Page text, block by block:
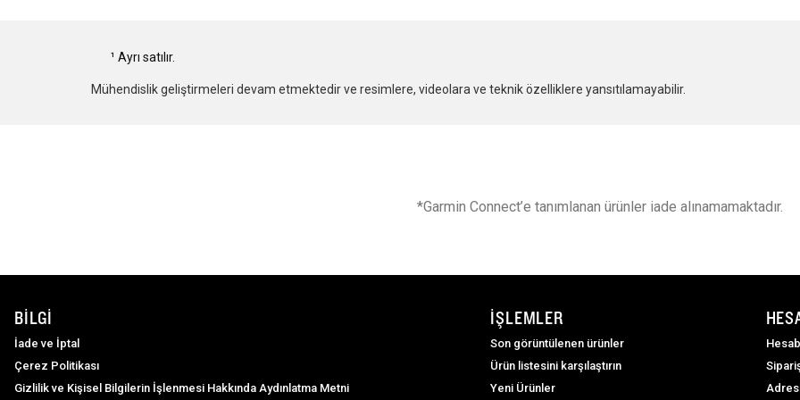
¹ Ayrı satılır.
Mühendislik geliştirmeleri devam etmektedir ve resimlere, videolara ve teknik özelliklere yansıtılamayabilir.
*Garmin Connect’e tanımlanan ürünler iade alınamamaktadır.
BILGI
İade ve İptal
Çerez Politikası
Gizlilik ve Kişisel Bilgilerin İşlenmesi Hakkında Aydınlatma Metni
İŞLEMLER
Son görüntülenen ürünler
Ürün listesini karşılaştırın
Yeni Ürünler